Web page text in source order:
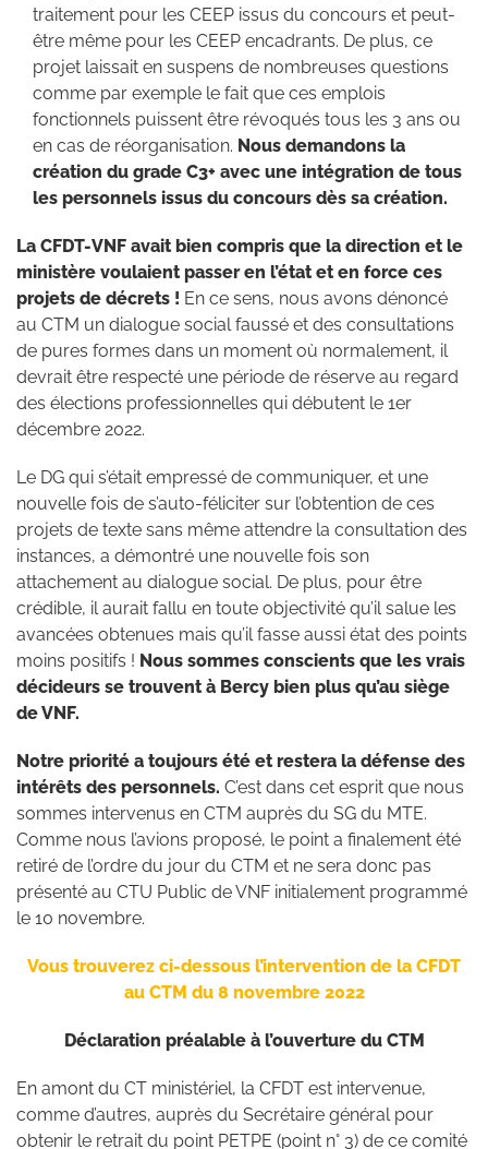
traitement pour les CEEP issus du concours et peut-
être même pour les CEEP encadrants. De plus, ce
projet laissait en suspens de nombreuses questions
comme par exemple le fait que ces emplois
fonctionnels puissent être révoqués tous les 3 ans ou
en cas de réorganisation. Nous demandons la
création du grade C3+ avec une intégration de tous
les personnels issus du concours dès sa création.
La CFDT-VNF avait bien compris que la direction et le
ministère voulaient passer en l’état et en force ces
projets de décrets ! En ce sens, nous avons dénoncé
au CTM un dialogue social faussé et des consultations
de pures formes dans un moment où normalement, il
devrait être respecté une période de réserve au regard
des élections professionnelles qui débutent le 1er
décembre 2022.
Le DG qui s’était empressé de communiquer, et une
nouvelle fois de s’auto-féliciter sur l’obtention de ces
projets de texte sans même attendre la consultation des
instances, a démontré une nouvelle fois son
attachement au dialogue social. De plus, pour être
crédible, il aurait fallu en toute objectivité qu’il salue les
avancées obtenues mais qu’il fasse aussi état des points
moins positifs ! Nous sommes conscients que les vrais
décideurs se trouvent à Bercy bien plus qu’au siège
de VNF.
Notre priorité a toujours été et restera la défense des
intérêts des personnels. C’est dans cet esprit que nous
sommes intervenus en CTM auprès du SG du MTE.
Comme nous l’avions proposé, le point a finalement été
retiré de l’ordre du jour du CTM et ne sera donc pas
présenté au CTU Public de VNF initialement programmé
le 10 novembre.
Vous trouverez ci-dessous l’intervention de la CFDT
au CTM du 8 novembre 2022
Déclaration préalable à l’ouverture du CTM
En amont du CT ministériel, la CFDT est intervenue,
comme d’autres, auprès du Secrétaire général pour
obtenir le retrait du point PETPE (point n° 3) de ce comité